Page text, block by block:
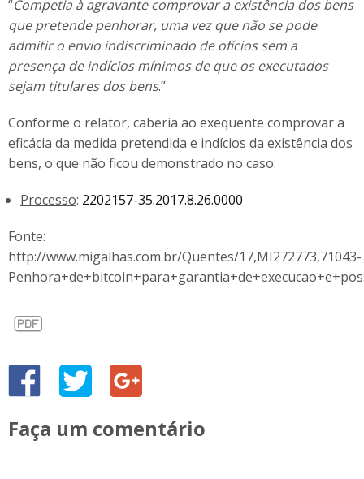
“Competia à agravante comprovar a existência dos bens
que pretende penhorar, uma vez que não se pode
admitir o envio indiscriminado de ofícios sem a
presença de indícios mínimos de que os executados
sejam titulares dos bens.”
Conforme o relator, caberia ao exequente comprovar a
eficácia da medida pretendida e indícios da existência dos
bens, o que não ficou demonstrado no caso.
Processo: 2202157-35.2017.8.26.0000
Fonte:
http://www.migalhas.com.br/Quentes/17,MI272773,71043-
Faça um comentário